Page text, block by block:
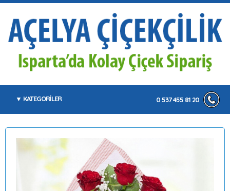
KATEGORİLER 0 537 455 81 20